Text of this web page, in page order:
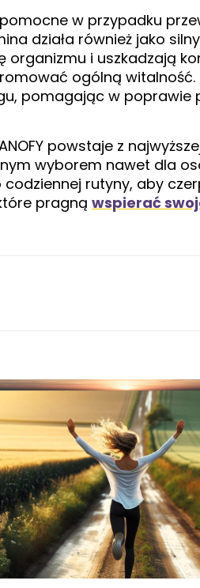
w przypadku
działa również jako silny
i uszkadzają
ogólną witalność.
pomagając w poprawie
powstaje z
wyborem nawet dla
rutyny, aby
pragną wspierać